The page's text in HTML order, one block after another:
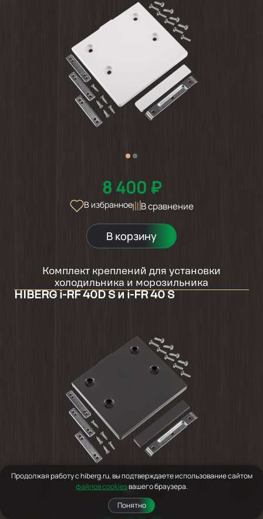
8 400 ₽
В избранное В сравнение
В корзину
Комплект креплений для установки
холодильника и морозильника
HIBERG i-RF 40D S и i-FR 40 S
Продолжая работу с hiberg.ru, вы подтверждаете использование сайтом
файлов cookiesвашего браузера.
Понятно